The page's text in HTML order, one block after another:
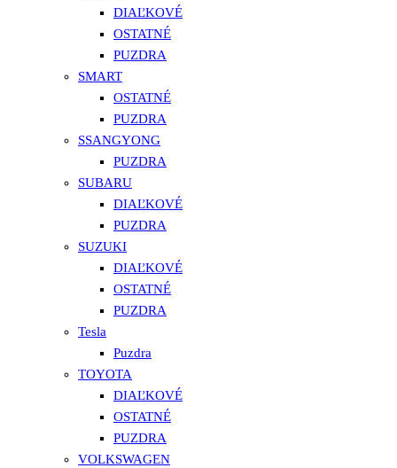
DIAĽKOVÉ
OSTATNÉ
PUZDRA
SMART
OSTATNÉ
PUZDRA
SSANGYONG
PUZDRA
SUBARU
DIAĽKOVÉ
PUZDRA
SUZUKI
DIAĽKOVÉ
OSTATNÉ
PUZDRA
Tesla
Puzdra
TOYOTA
DIAĽKOVÉ
OSTATNÉ
PUZDRA
VOLKSWAGEN